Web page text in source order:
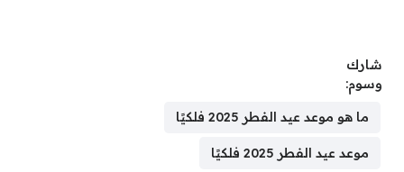
شارك
وسوم:
ما هو موعد عيد الفطر 2025 فلكيًا
موعد عيد الفطر 2025 فلكيًا